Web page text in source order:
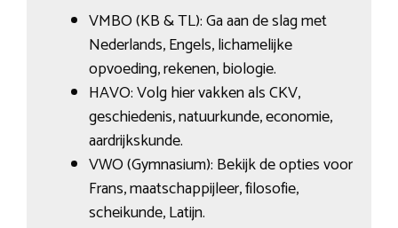
VMBO (KB & TL): Ga aan de slag met
Nederlands, Engels, lichamelijke
opvoeding, rekenen, biologie.
HAVO: Volg hier vakken als CKV,
geschiedenis, natuurkunde, economie,
aardrijkskunde.
VWO (Gymnasium): Bekijk de opties voor
Frans, maatschappijleer, filosofie,
scheikunde, Latijn.